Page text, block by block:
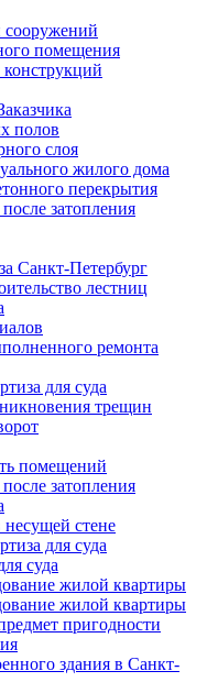
сооружений
помещения
полов
слоя
жилого дома
перекрытия
затопления
Санкт-Петербург
лестниц
ремонта
для суда
трещин
помещений
затопления
стене
для суда
суда
жилой квартиры
жилой квартиры
пригодности
здания в Санкт-